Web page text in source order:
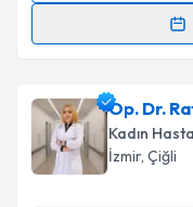
almanız için bir
bilgilendireceğiz.
E-posta Adresiniz
Op. Dr.
Kadın
İzmir, Çiğli